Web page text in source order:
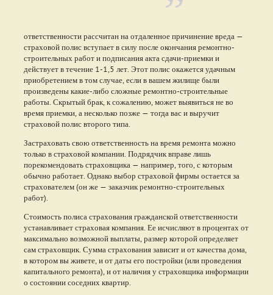
ответственности рассчитан на отдаленное причинение вреда —
страховой полис вступает в силу после окончания ремонтно-
строительных работ и подписания акта сдачи-приемки и
действует в течение 1-1,5 лет. Этот полис окажется удачным
приобретением в том случае, если в вашем жилище были
произведены какие-либо сложные ремонтно-строительные
работы. Скрытый брак, к сожалению, может выявиться не во
время приемки, а несколько позже — тогда вас и выручит
страховой полис второго типа.
Застраховать свою ответственность на время ремонта можно
только в страховой компании. Подрядчик вправе лишь
порекомендовать страховщика — например, того, с которым
обычно работает. Однако выбор страховой фирмы остается за
страхователем (он же — заказчик ремонтно-строительных
работ).
Стоимость полиса страхования гражданской ответственности
устанавливает страховая компания. Ее исчисляют в процентах от
максимально возможной выплаты, размер которой определяет
сам страховщик. Сумма страхования зависит и от качества дома,
в котором вы живете, и от даты его постройки (или проведения
капитального ремонта), и от наличия у страховщика информации
о состоянии соседних квартир.